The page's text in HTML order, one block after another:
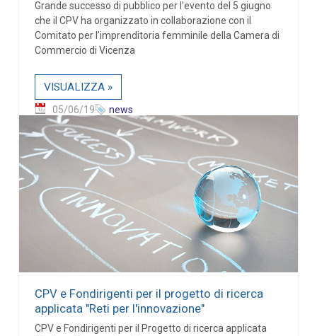
Grande successo di pubblico per l'evento del 5 giugno
che il CPV ha organizzato in collaborazione con il
Comitato per l’imprenditoria femminile della Camera di
Commercio di Vicenza
VISUALIZZA »
05/06/19 news
CPV e Fondirigenti per il progetto di ricerca
applicata "Reti per l'innovazione"
CPV e Fondirigenti per il Progetto di ricerca applicata